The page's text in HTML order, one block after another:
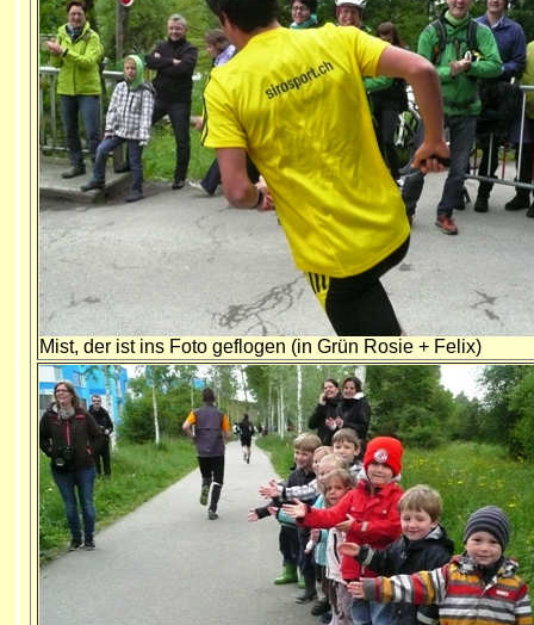
Mist, der ist ins Foto geflogen (in Grün Rosie + Felix)